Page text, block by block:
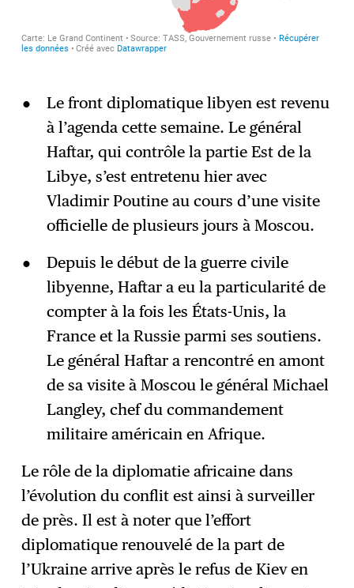
Le front diplomatique libyen est revenu
à l’agenda cette semaine. Le général
Haftar, qui contrôle la partie Est de la
Libye, s’est entretenu hier avec
Vladimir Poutine au cours d’une visite
officielle de plusieurs jours à Moscou.
Depuis le début de la guerre civile
libyenne, Haftar a eu la particularité de
compter à la fois les États-Unis, la
France et la Russie parmi ses soutiens.
Le général Haftar a rencontré en amont
de sa visite à Moscou le général Michael
Langley, chef du commandement
militaire américain en Afrique.
Le rôle de la diplomatie africaine dans
l’évolution du conflit est ainsi à surveiller
de près. Il est à noter que l’effort
diplomatique renouvelé de la part de
l’Ukraine arrive après le refus de Kiev en